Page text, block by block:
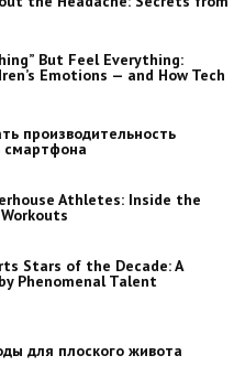
But Feel Everything:
Emotions — and How Tech
производительность
смартфона
Athletes: Inside the
Stars of the Decade: A
Phenomenal Talent
для плоского живота